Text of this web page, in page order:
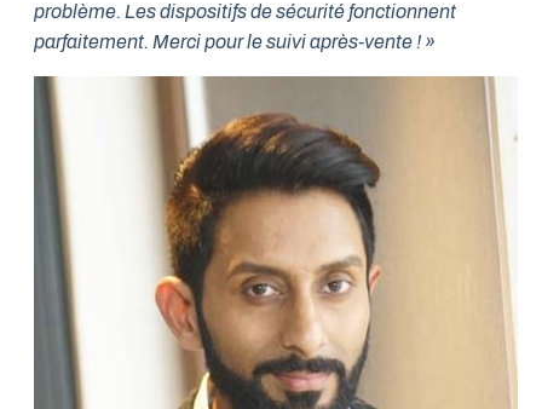
problème. Les dispositifs de sécurité fonctionnent
parfaitement. Merci pour le suivi après-vente ! »